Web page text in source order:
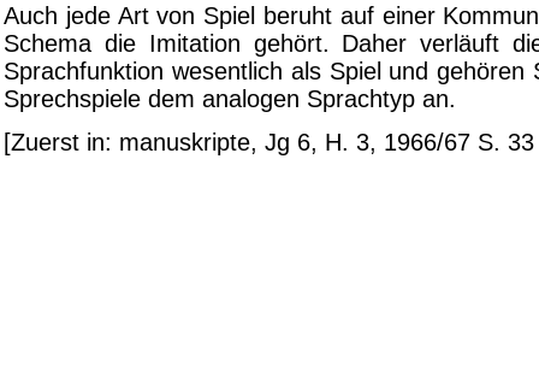
Auch jede Art von Spiel beruht auf einer
Schema die Imitation gehört. Daher verläuft
Sprachfunktion wesentlich als Spiel und gehören
Sprechspiele dem analogen Sprachtyp an.
[Zuerst in: manuskripte, Jg 6, H. 3, 1966/67 S.